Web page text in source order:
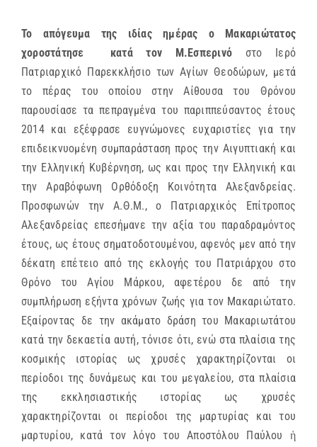
Το απόγευμα της ιδίας ημέρας ο Μακαριώτατος
χοροστάτησε κατά τον Μ.Εσπερινό στο Ιερό
Πατριαρχικό Παρεκκλήσιο των Αγίων Θεοδώρων, μετά
το πέρας του οποίου στην Αίθουσα του Θρόνου
παρουσίασε τα πεπραγμένα του παριππεύσαντος έτους
2014 και εξέφρασε ευγνώμονες ευχαριστίες για την
επιδεικνυομένη συμπαράσταση προς την Αιγυπτιακή και
την Ελληνική Κυβέρνηση, ως και προς την Ελληνική και
την Αραβόφωνη Ορθόδοξη Κοινότητα Αλεξανδρείας.
Προσφωνών την Α.Θ.Μ., ο Πατριαρχικός Επίτροπος
Αλεξανδρείας επεσήμανε την αξία του παραδραμόντος
έτους, ως έτους σηματοδοτουμένου, αφενός μεν από την
δέκατη επέτειο από της εκλογής του Πατριάρχου στο
Θρόνο του Αγίου Μάρκου, αφετέρου δε από την
συμπλήρωση εξήντα χρόνων ζωής για τον Μακαριώτατο.
Εξαίροντας δε την ακάματο δράση του Μακαριωτάτου
κατά την δεκαετία αυτή, τόνισε ότι, ενώ στα πλαίσια της
κοσμικής ιστορίας ως χρυσές χαρακτηρίζονται οι
περίοδοι της δυνάμεως και του μεγαλείου, στα πλαίσια
της εκκλησιαστικής ιστορίας ως χρυσές
χαρακτηρίζονται οι περίοδοι της μαρτυρίας και του
μαρτυρίου, κατά τον λόγο του Αποστόλου Παύλου ἡ